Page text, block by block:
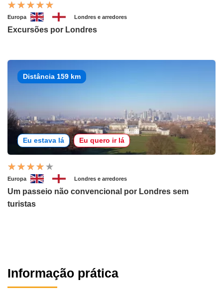
Europa Londres e arredores
Excursões por Londres
Distância 159 km
Eu estava lá Eu quero ir lá
Europa Londres e arredores
Um passeio não convencional por Londres sem
turistas
Informação prática